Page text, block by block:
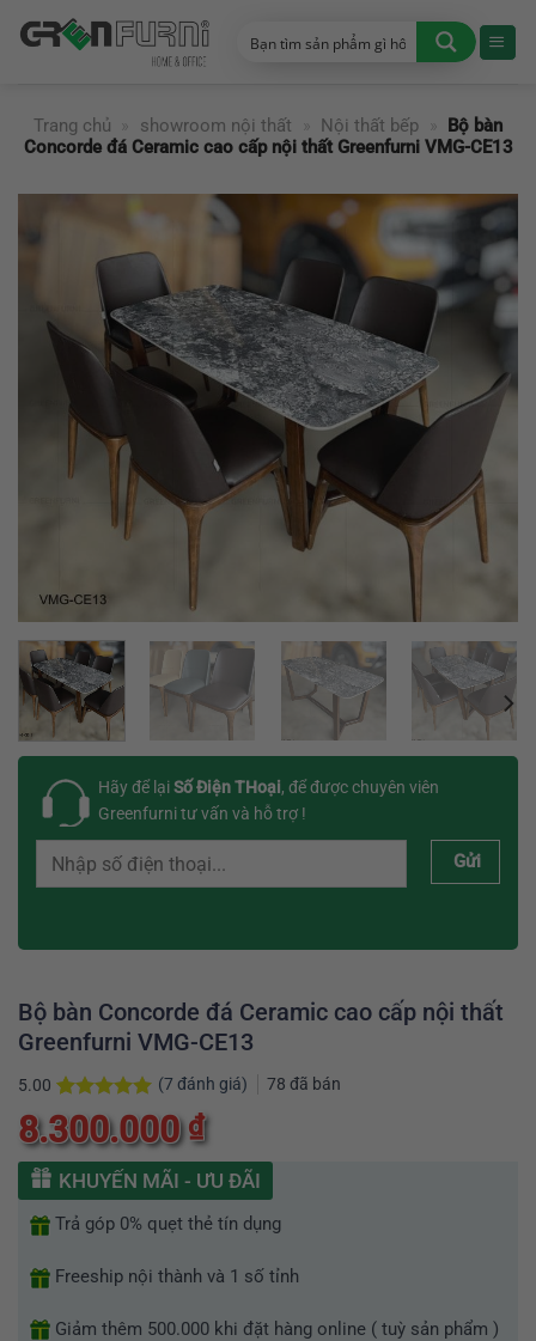
đến
Trang chủ
» showroom nội thất » Nội thất bếp » Bộ bàn
Concorde đá Ceramic cao cấp nội thất Greenfurni VMG-CE13
Hãy để lạiSố Điện THoại, để được chuyên viên
Greenfurni tư vấn và hỗ trợ !
Gửi
Bộ bàn Concorde đá Ceramic cao cấp nội thất
Greenfurni VMG-CE13
5.00
5.00 trên 5
dựa trên
7
đánh giá
(7 đánh giá) 78 đã bán
8.300.000₫
KHUYẾN MÃI - ƯU ĐÃI
Trả góp 0% quẹt thẻ tín dụng
Freeship nội thành và 1 số tỉnh
Giảm thêm 500.000 khi đặt hàng online ( tuỳ sản phẩm )